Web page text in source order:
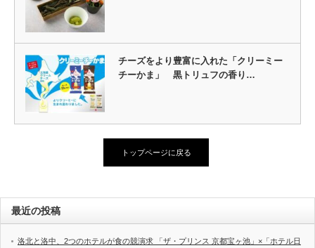
チーズをより豊富に入れた「クリーミー
チーかま」 黒トリュフの香り…
トップページに戻る
最近の投稿
洛北と洛中、2つのホテルが食の競演求 「ザ・プリンス 京都宝ヶ池」×「ホテル日